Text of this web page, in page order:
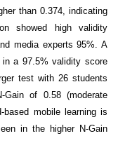
than 0.374, indicating
showed high validity
media experts 95%. A
a 97.5% validity score
test with 26 students
of 0.58 (moderate
based mobile learning is
in the higher N-Gain